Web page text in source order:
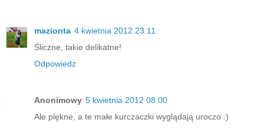
mazionta 4 kwietnia 2012 23:11
Śliczne, takie delikatne!
Odpowiedz
Anonimowy 5 kwietnia 2012 08:00
Ale piękne, a te małe kurczaczki wyglądają uroczo :)